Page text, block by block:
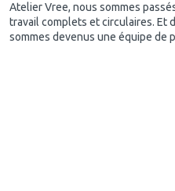
Atelier Vree, nous sommes
travail complets et circulaires. Et
sommes devenus une équipe de